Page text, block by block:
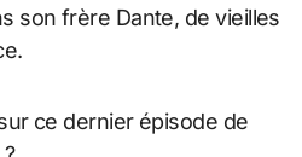
son frère Dante, de vieilles
ce dernier épisode de